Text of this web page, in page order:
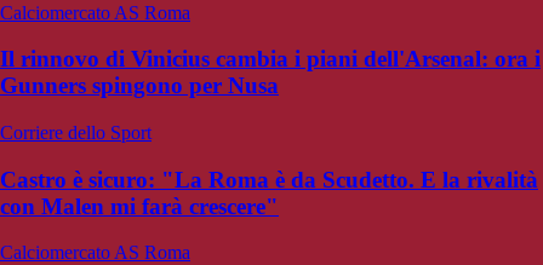
Calciomercato AS Roma
Il rinnovo di Vinicius cambia i piani dell'Arsenal: ora i
Gunners spingono per Nusa
Corriere dello Sport
Castro è sicuro: "La Roma è da Scudetto. E la rivalità
con Malen mi farà crescere"
Calciomercato AS Roma